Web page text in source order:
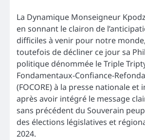
La Dynamique Monseigneur
en sonnant le clairon de
difficiles à venir pour notre
toutefois de décliner ce jour sa
politique dénommée le Triple
Fondamentaux-Confiance-
(FOCORE) à la presse nationale
après avoir intégré le message
sans précédent du Souverain
des élections législatives et
2024.